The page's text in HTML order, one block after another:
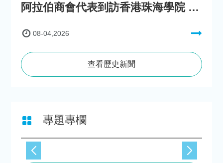
阿拉伯商會代表到訪香港珠海學院 參與「一帶一路」政策圓桌會議
08-04,2026
查看歷史新聞
專題專欄